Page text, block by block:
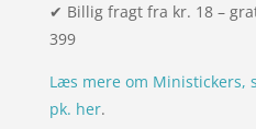
✔ Billig fragt fra kr. 18 –
399
Læs mere om Ministickers,
pk. her.